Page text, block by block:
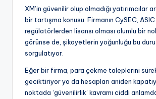
XM’in güvenilir olup olmadığı yatırımcılar
bir tartışma konusu. Firmanın CySEC,
regülatörlerden lisansı olması olumlu bir
görünse de, şikayetlerin yoğunluğu bu
sorgulatıyor.
Eğer bir firma, para çekme taleplerini
geciktiriyor ya da hesapları aniden
noktada ‘güvenilirlik’ kavramı ciddi